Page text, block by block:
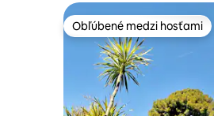
Obľúbené medzi hosťami
Obľúbené medzi hosťami